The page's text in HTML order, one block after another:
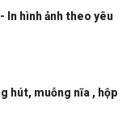
In hình ảnh theo yêu
hút, muỗng nĩa , hộp